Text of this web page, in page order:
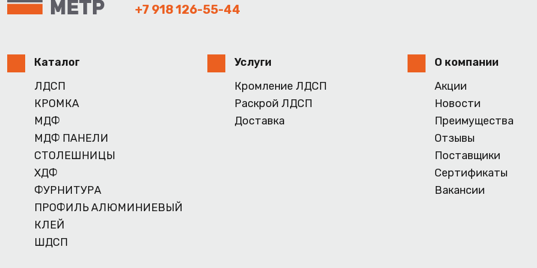
+7 918 126-55-44
Каталог
ЛДСП
КРОМКА
МДФ
МДФ ПАНЕЛИ
СТОЛЕШНИЦЫ
ХДФ
ФУРНИТУРА
ПРОФИЛЬ АЛЮМИНИЕВЫЙ
КЛЕЙ
ШДСП
Услуги
Кромление ЛДСП
Раскрой ЛДСП
Доставка
О компании
Акции
Новости
Преимущества
Отзывы
Поставщики
Сертификаты
Вакансии